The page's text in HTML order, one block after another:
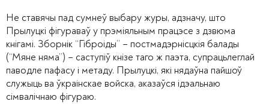
Не ставячы пад сумнеў выбару журы, адзначу, што
Прылуцкі фігураваў у прэміяльным працэсе з дзвюма
кнігамі. Зборнік “Гіброіды” – постмадэрнісцкія балады
(“Мяне няма”) – саступіў кнізе таго ж паэта, супрацьлеглай
паводле пафасу і метаду. Прылуцкі, які нядаўна пайшоў
служыць ва ўкраінскае войска, аказаўся ідэальнаю
сімвалічнаю фігураю.